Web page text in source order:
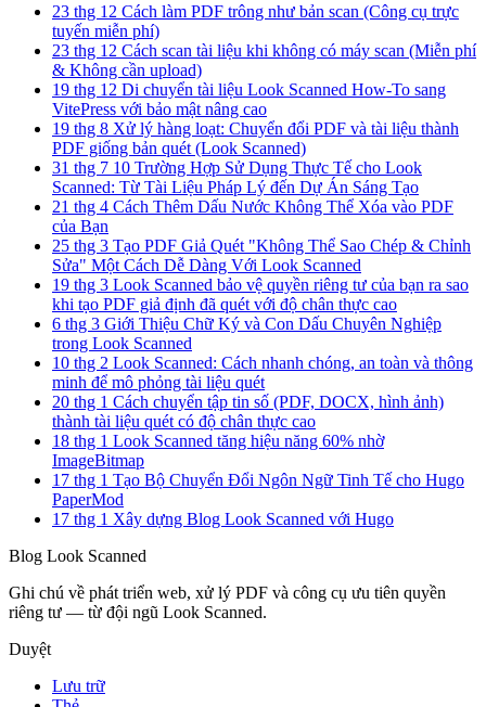
23 thg 12 Cách làm PDF trông như bản scan (Công cụ trực
tuyến miễn phí)
23 thg 12 Cách scan tài liệu khi không có máy scan (Miễn phí
& Không cần upload)
19 thg 12 Di chuyển tài liệu Look Scanned How-To sang
VitePress với bảo mật nâng cao
19 thg 8 Xử lý hàng loạt: Chuyển đổi PDF và tài liệu thành
PDF giống bản quét (Look Scanned)
31 thg 7 10 Trường Hợp Sử Dụng Thực Tế cho Look
Scanned: Từ Tài Liệu Pháp Lý đến Dự Án Sáng Tạo
21 thg 4 Cách Thêm Dấu Nước Không Thể Xóa vào PDF
của Bạn
25 thg 3 Tạo PDF Giả Quét "Không Thể Sao Chép & Chỉnh
Sửa" Một Cách Dễ Dàng Với Look Scanned
19 thg 3 Look Scanned bảo vệ quyền riêng tư của bạn ra sao
khi tạo PDF giả định đã quét với độ chân thực cao
6 thg 3 Giới Thiệu Chữ Ký và Con Dấu Chuyên Nghiệp
trong Look Scanned
10 thg 2 Look Scanned: Cách nhanh chóng, an toàn và thông
minh để mô phỏng tài liệu quét
20 thg 1 Cách chuyển tập tin số (PDF, DOCX, hình ảnh)
thành tài liệu quét có độ chân thực cao
18 thg 1 Look Scanned tăng hiệu năng 60% nhờ
ImageBitmap
17 thg 1 Tạo Bộ Chuyển Đổi Ngôn Ngữ Tinh Tế cho Hugo
PaperMod
17 thg 1 Xây dựng Blog Look Scanned với Hugo
Blog Look Scanned
Ghi chú về phát triển web, xử lý PDF và công cụ ưu tiên quyền
riêng tư — từ đội ngũ Look Scanned.
Duyệt
Lưu trữ